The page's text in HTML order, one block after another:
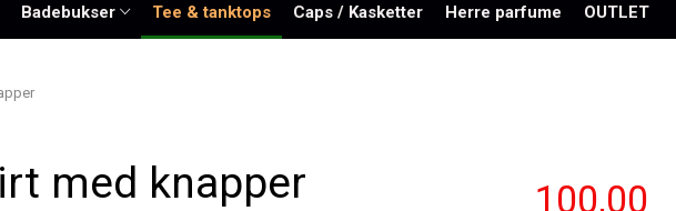
Badebukser Tee & tanktops Caps / Kasketter Herre parfume OUTLET
med knapper 100,00